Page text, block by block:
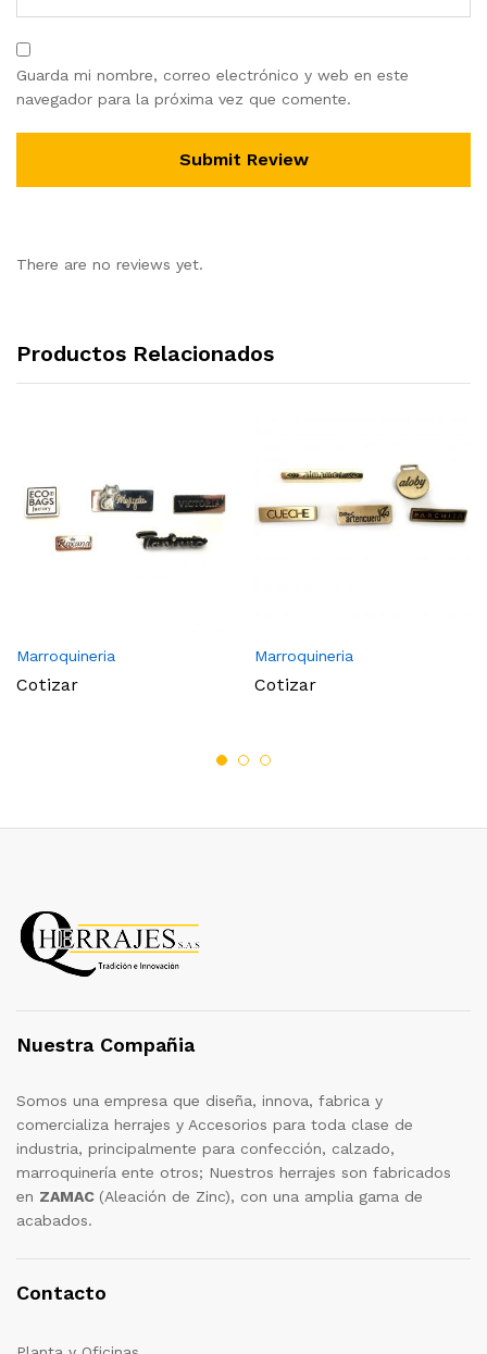
Guarda mi nombre, correo electrónico y web en este
navegador para la próxima vez que comente.
There are no reviews yet.
Productos Relacionados
Marroquineria
Cotizar
Marroquineria
Cotizar
Nuestra Compañia
Somos una empresa que diseña, innova, fabrica y
comercializa herrajes y Accesorios para toda clase de
industria, principalmente para confección, calzado,
marroquinería ente otros; Nuestros herrajes son fabricados
en ZAMAC (Aleación de Zinc), con una amplia gama de
acabados.
Contacto